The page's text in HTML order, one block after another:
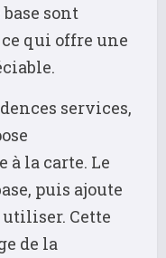
sont
qui offre une
services,
la carte. Le
puis ajoute
Cette
de la